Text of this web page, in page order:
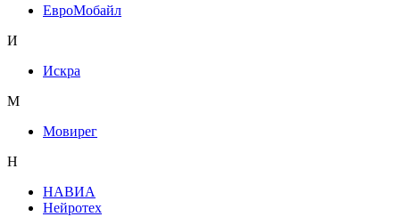
ЕвроМобайл
И
Искра
М
Мовирег
Н
НАВИА
Нейротех